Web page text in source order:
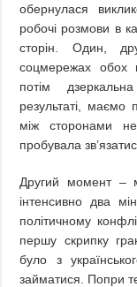
обернулася
робочі розмови в
сторін. Один,
соцмережах обох
потім
результаті, маємо
між сторонами
пробувала
Другий момент –
інтенсивно два
політичному
першу скрипку
було з
займатися. Попри